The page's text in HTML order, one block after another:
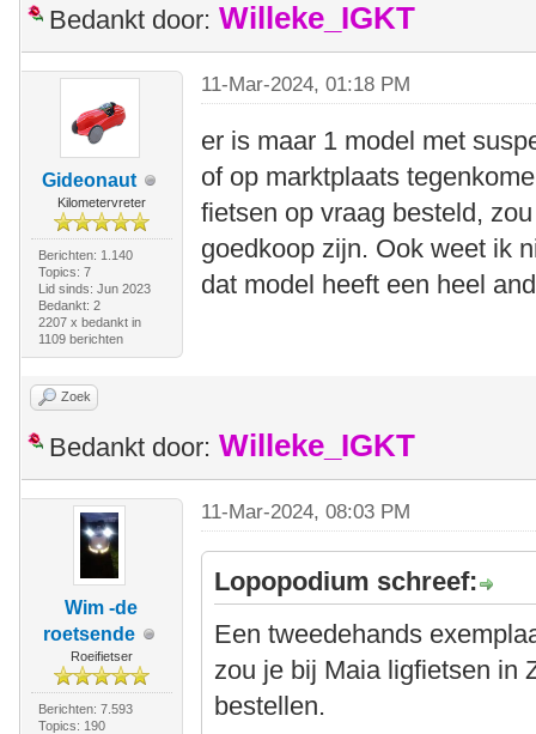
Bedankt door: Willeke_IGKT
Gideonaut
Kilometervreter
Berichten: 1.140
Topics: 7
Lid sinds: Jun 2023
Bedankt: 2
2207 x bedankt in
1109 berichten
11-Mar-2024, 01:18 PM
er is maar 1 model met
of op marktplaats
fietsen op vraag besteld,
goedkoop zijn. Ook weet ik
dat model heeft een heel
Zoek
Bedankt door: Willeke_IGKT
Wim -de
roetsende
Roeifietser
Berichten: 7.593
Topics: 190
11-Mar-2024, 08:03 PM
Lopopodium schreef:
Een tweedehands
zou je bij Maia ligfietsen in
bestellen.